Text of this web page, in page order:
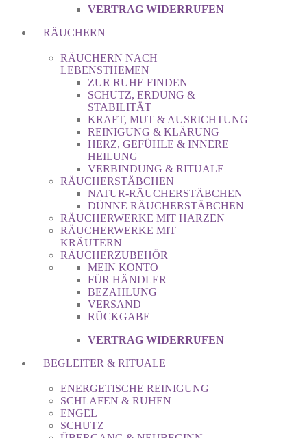
VERTRAG WIDERRUFEN
RÄUCHERN
RÄUCHERN NACH
LEBENSTHEMEN
ZUR RUHE FINDEN
SCHUTZ, ERDUNG &
STABILITÄT
KRAFT, MUT & AUSRICHTUNG
REINIGUNG & KLÄRUNG
HERZ, GEFÜHLE & INNERE
HEILUNG
VERBINDUNG & RITUALE
RÄUCHERSTÄBCHEN
NATUR-RÄUCHERSTÄBCHEN
DÜNNE RÄUCHERSTÄBCHEN
RÄUCHERWERKE MIT HARZEN
RÄUCHERWERKE MIT
KRÄUTERN
RÄUCHERZUBEHÖR
MEIN KONTO
FÜR HÄNDLER
BEZAHLUNG
VERSAND
RÜCKGABE
VERTRAG WIDERRUFEN
BEGLEITER & RITUALE
ENERGETISCHE REINIGUNG
SCHLAFEN & RUHEN
ENGEL
SCHUTZ